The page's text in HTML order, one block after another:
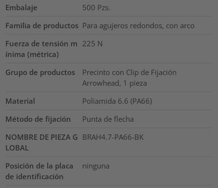
Embalaje
500 Pzs.
Familia de productos Para agujeros redondos, con arco
Fuerza de tensión m
ínima (métrica)
225 N
Grupo de productos
Precinto con Clip de Fijación
Arrowhead, 1 pieza
Material
Poliamida 6.6 (PA66)
Método de fijación
Punta de flecha
NOMBRE DE PIEZA G
LOBAL
BRAH4.7-PA66-BK
Posición de la placa
de identificación
ninguna